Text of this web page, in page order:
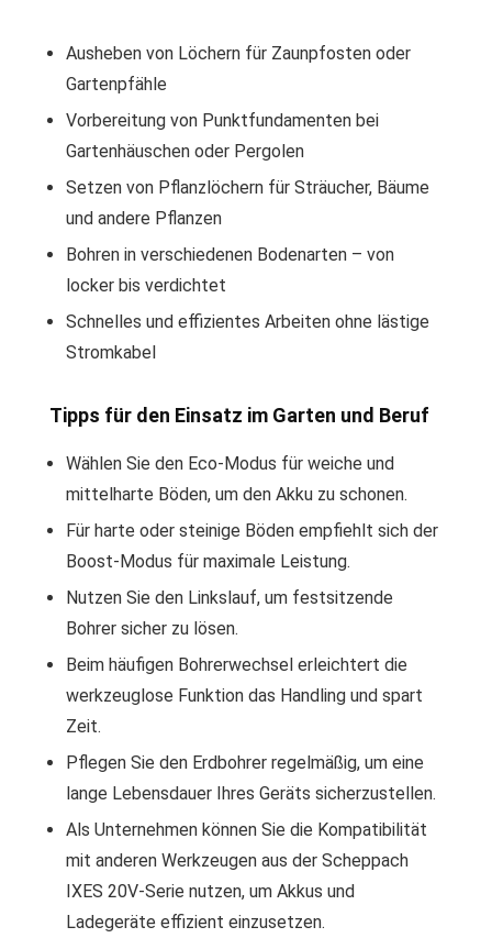
Ausheben von Löchern für Zaunpfosten oder
Gartenpfähle
Vorbereitung von Punktfundamenten bei
Gartenhäuschen oder Pergolen
Setzen von Pflanzlöchern für Sträucher, Bäume
und andere Pflanzen
Bohren in verschiedenen Bodenarten – von
locker bis verdichtet
Schnelles und effizientes Arbeiten ohne lästige
Stromkabel
Tipps für den Einsatz im Garten und Beruf
Wählen Sie den Eco-Modus für weiche und
mittelharte Böden, um den Akku zu schonen.
Für harte oder steinige Böden empfiehlt sich der
Boost-Modus für maximale Leistung.
Nutzen Sie den Linkslauf, um festsitzende
Bohrer sicher zu lösen.
Beim häufigen Bohrerwechsel erleichtert die
werkzeuglose Funktion das Handling und spart
Zeit.
Pflegen Sie den Erdbohrer regelmäßig, um eine
lange Lebensdauer Ihres Geräts sicherzustellen.
Als Unternehmen können Sie die Kompatibilität
mit anderen Werkzeugen aus der Scheppach
IXES 20V-Serie nutzen, um Akkus und
Ladegeräte effizient einzusetzen.